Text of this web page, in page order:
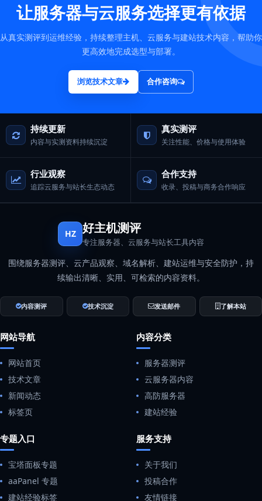
让服务器与云服务选择更有依据
从真实测评到运维经验，持续整理主机、云服务与建站技术内容，帮助你
更高效地完成选型与部署。
浏览技术文章 合作咨询
持续更新
内容与实测资料持续沉淀
真实测评
关注性能、价格与使用体验
行业观察
追踪云服务与站长生态动态
合作支持
收录、投稿与商务合作响应
HZ 好主机测评
专注服务器、云服务与站长工具内容
围绕服务器测评、云产品观察、域名解析、建站运维与安全防护，持
续输出清晰、实用、可检索的内容资料。
内容测评 技术沉淀 发送邮件 了解本站
网站导航
网站首页
技术文章
新闻动态
标签页
内容分类
服务器测评
云服务器内容
高防服务器
建站经验
专题入口
宝塔面板专题
aaPanel 专题
建站经验标签
服务支持
关于我们
投稿合作
友情链接